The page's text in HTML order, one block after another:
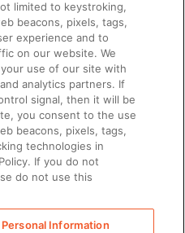
productivité apportés
d'affaires
Seismic
limited to keystroking,
beacons, pixels, tags,
experience and to
on our website. We
use of our site with
analytics partners. If
signal, then it will be
you consent to the use
beacons, pixels, tags,
technologies in
If you do not
do not use this
Personal Information